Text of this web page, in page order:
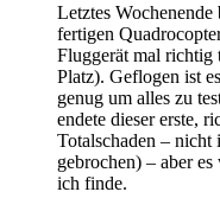
Letztes
fertigen
Fluggerät mal richtig
Platz). Geflogen ist
genug um alles zu
endete dieser erste,
Totalschaden – nicht
gebrochen) – aber
ich finde.